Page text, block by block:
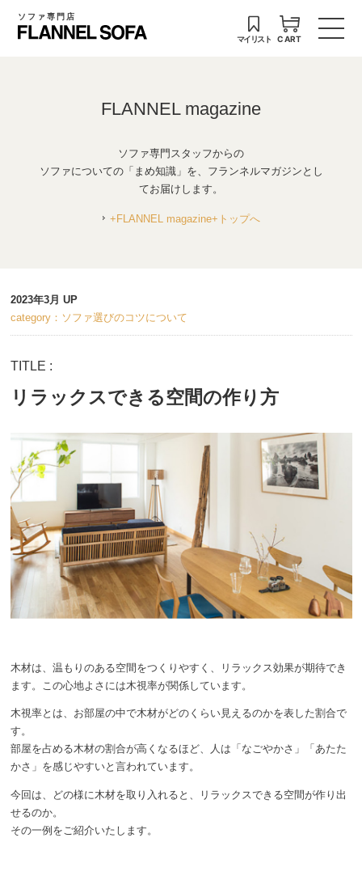
ソファ専門店
マイリスト CART
FLANNEL magazine
ソファ専門スタッフからの
ソファについての「まめ知識」を、フランネルマガジンとし
てお届けします。
+FLANNEL magazine+トップへ
2023年3月 UP
category：ソファ選びのコツについて
TITLE :
リラックスできる空間の作り方
木材は、温もりのある空間をつくりやすく、リラックス効果が期待でき
ます。この心地よさには木視率が関係しています。
木視率とは、お部屋の中で木材がどのくらい見えるのかを表した割合で
す。
部屋を占める木材の割合が高くなるほど、人は「なごやかさ」「あたた
かさ」を感じやすいと言われています。
今回は、どの様に木材を取り入れると、リラックスできる空間が作り出
せるのか。
その一例をご紹介いたします。